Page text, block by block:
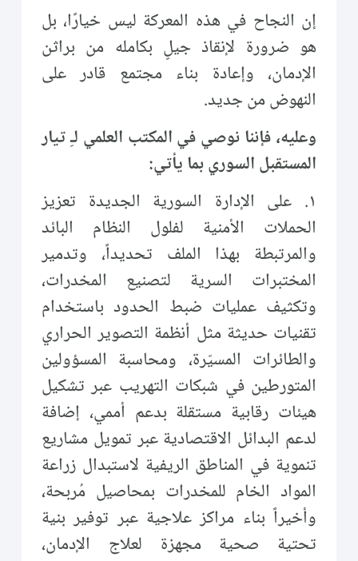
إن النجاح في هذه المعركة ليس خيارًا، بل
هو ضرورة لإنقاذ جيلٍ بكامله من براثن
الإدمان، وإعادة بناء مجتمع قادر على
النهوض من جديد.
وعليه، فإننا نوصي في المكتب العلمي لـِ تيار
المستقبل السوري بما يأتي:
١. على الإدارة السورية الجديدة تعزيز
الحملات الأمنية لفلول النظام البائد
والمرتبطة بهذا الملف تحديداً، وتدمير
المختبرات السرية لتصنيع المخدرات،
وتكثيف عمليات ضبط الحدود باستخدام
تقنيات حديثة مثل أنظمة التصوير الحراري
والطائرات المسيّرة، ومحاسبة المسؤولين
المتورطين في شبكات التهريب عبر تشكيل
هيئات رقابية مستقلة بدعم أممي، إضافة
لدعم البدائل الاقتصادية عبر تمويل مشاريع
تنموية في المناطق الريفية لاستبدال زراعة
المواد الخام للمخدرات بمحاصيل مُربحة،
وأخيراً بناء مراكز علاجية عبر توفير بنية
تحتية صحية مجهزة لعلاج الإدمان،